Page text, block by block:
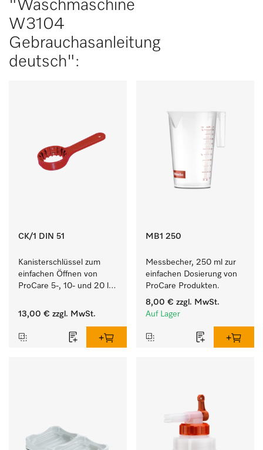
"Waschmaschine
W3104
Gebrauchasanleitung
deutsch":
CK/1 DIN 51
Kanisterschlüssel zum
einfachen Öffnen von
ProCare 5-, 10- und 20 l
13,00 € zzgl. MwSt.
MB1 250
Messbecher, 250 ml zur
einfachen Dosierung von
ProCare Produkten.
8,00 € zzgl. MwSt.
Auf Lager